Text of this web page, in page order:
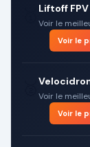
Liftoff
Voir le
Voir le
Voir le
Voir le